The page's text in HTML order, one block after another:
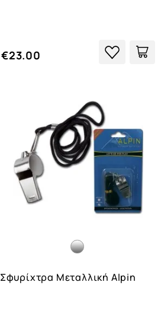
€23.00
Σφυρίχτρα Μεταλλική Alpin